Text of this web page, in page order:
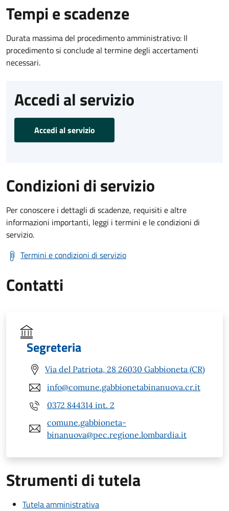
Tempi e scadenze
Durata massima del procedimento amministrativo: Il
procedimento si conclude al termine degli accertamenti
necessari.
Accedi al servizio
Accedi al servizio
Condizioni di servizio
Per conoscere i dettagli di scadenze, requisiti e altre
informazioni importanti, leggi i termini e le condizioni di
servizio.
Termini e condizioni di servizio
Contatti
Segreteria
Via del Patriota, 28 26030 Gabbioneta (CR)
info@comune.gabbionetabinanuova.cr.it
0372 844314 int. 2
comune.gabbioneta-
binanuova@pec.regione.lombardia.it
Strumenti di tutela
Tutela amministrativa